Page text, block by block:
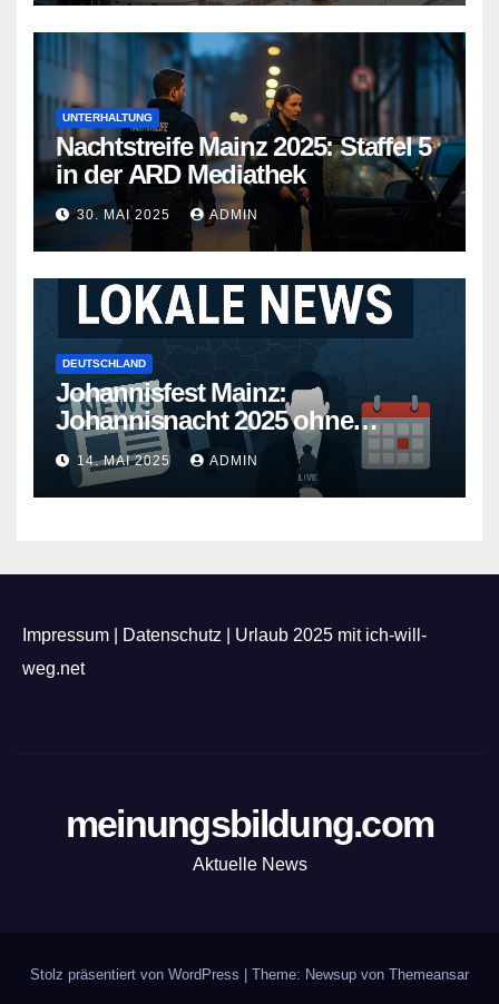
UNTERHALTUNG
Nachtstreife Mainz 2025: Staffel 5
in der ARD Mediathek
30. MAI 2025 ADMIN
DEUTSCHLAND
Johannisfest Mainz:
Johannisnacht 2025 ohne
Feuerwerk
14. MAI 2025 ADMIN
Impressum Datenschutz
Urlaub 2025 mit ich-will-
weg.net
meinungsbildung.com
Aktuelle News
Stolz präsentiert von WordPress Theme: Newsup von Themeansar